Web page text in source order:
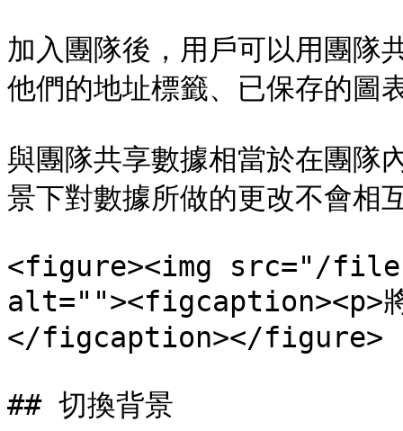
加入團隊後，用戶可以用團隊
他們的地址標籤、已保存的圖
與團隊共享數據相當於在團隊
景下對數據所做的更改不會相
<figure><img src="/files/
alt=""><figcaption><p>將
</figcaption></figure>
## 切換背景